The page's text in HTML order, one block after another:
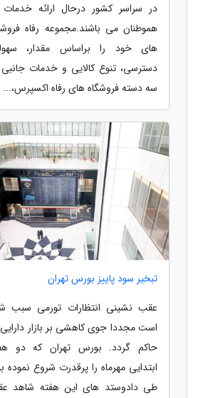
در سراسر کشور درحال ارائه
هموطنان می باشند.مجموعه رفاه
های خود را براساس مقدار،
دسترسی، تنوع کالایی و خدمات
سه دسته فروشگاه های رفاه اکسپرس،...
تبخیر سود پاییز بورس تهران
عقب نشینی انتظارات تورمی سبب
است مجددا جوی کاهشی بر بازار
حاکم گردد. بورس تهران که دو
ابتدایی مهرماه را پرقدرت شروع نموده
طی دادوستد های این هفته شاهد